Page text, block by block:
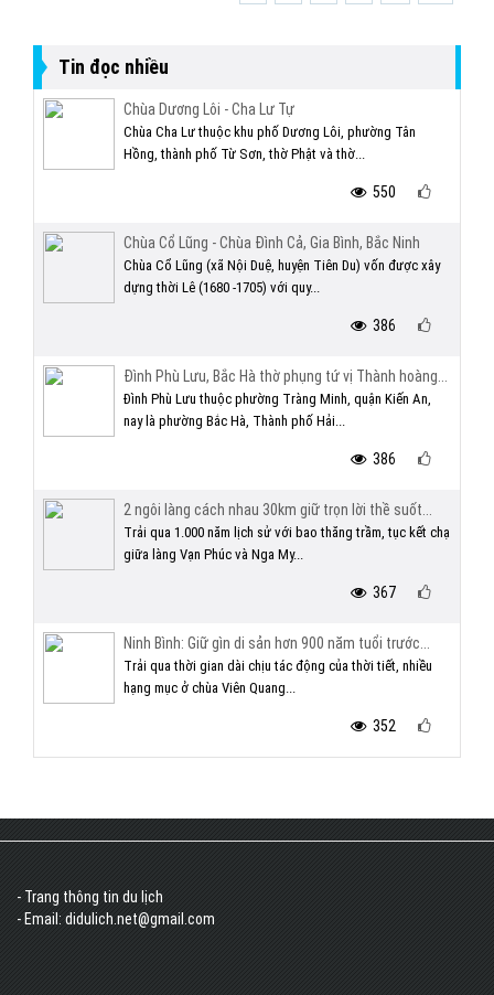
Tin đọc nhiều
Chùa Dương Lôi - Cha Lư Tự
Chùa Cha Lư thuộc khu phố Dương Lôi, phường Tân
Hồng, thành phố Từ Sơn, thờ Phật và thờ...
550
Chùa Cổ Lũng - Chùa Đình Cả, Gia Bình, Bắc Ninh
Chùa Cổ Lũng (xã Nội Duệ, huyện Tiên Du) vốn được xây
dựng thời Lê (1680 -1705) với quy...
386
Đình Phù Lưu, Bắc Hà thờ phụng tứ vị Thành hoàng...
Đình Phù Lưu thuộc phường Tràng Minh, quận Kiến An,
nay là phường Bắc Hà, Thành phố Hải...
386
2 ngôi làng cách nhau 30km giữ trọn lời thề suốt...
Trải qua 1.000 năm lịch sử với bao thăng trầm, tục kết chạ
giữa làng Vạn Phúc và Nga My...
367
Ninh Bình: Giữ gìn di sản hơn 900 năm tuổi trước...
Trải qua thời gian dài chịu tác động của thời tiết, nhiều
hạng mục ở chùa Viên Quang...
352
- Trang thông tin du lịch
- Email: didulich.net@gmail.com